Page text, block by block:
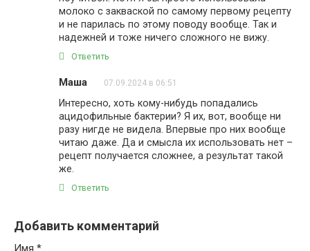
молоко с закваской по самому первому рецепту
и не парилась по этому поводу вообще. Так и
надежней и тоже ничего сложного не вижу.
Ответить
Маша 07.09.2024 в 06:51
Интересно, хоть кому-нибудь попадались
ацидофильные бактерии? Я их, вот, вообще ни
разу нигде не видела. Впервые про них вообще
читаю даже. Да и смысла их использовать нет –
рецепт получается сложнее, а результат такой
же.
Ответить
Добавить комментарий
Имя *